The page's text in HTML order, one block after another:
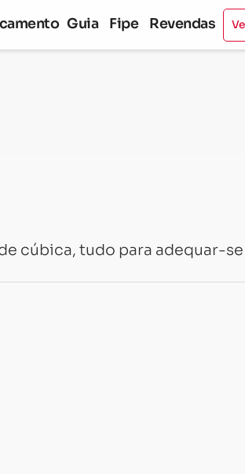
Guia Fipe Revendas
cúbica, tudo para adequar-